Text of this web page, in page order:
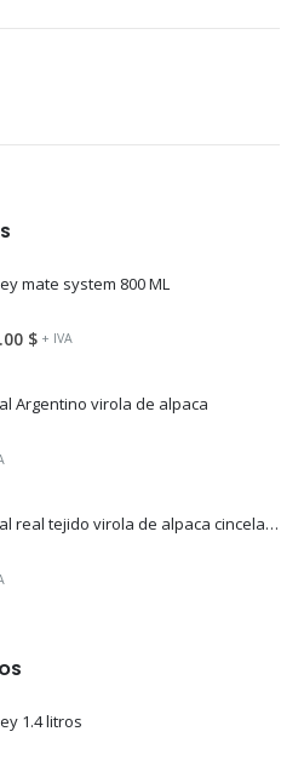
mate system 800 ML
5 $ + IVA
Argentino virola de alpaca
5
Mate imperial real tejido virola de alpaca cincelada
5
1.4 litros